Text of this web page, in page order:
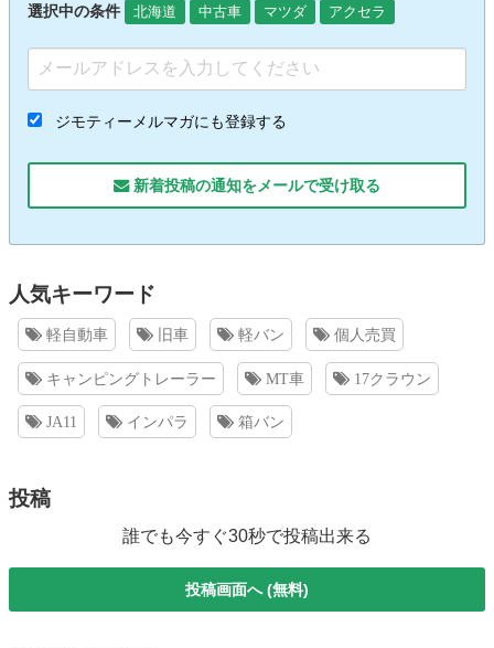
選択中の条件 北海道 中古車 マツダ アクセラ
ジモティーメルマガにも登録する
新着投稿の通知をメールで受け取る
人気キーワード
軽自動車 旧車 軽バン 個人売買
キャンピングトレーラー MT車 17クラウン
JA11 インパラ 箱バン
投稿
誰でも今すぐ30秒で投稿出来る
投稿画面へ (無料)